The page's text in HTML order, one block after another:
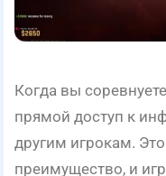
Когда вы
прямой доступ к
другим игрокам.
преимущество, и